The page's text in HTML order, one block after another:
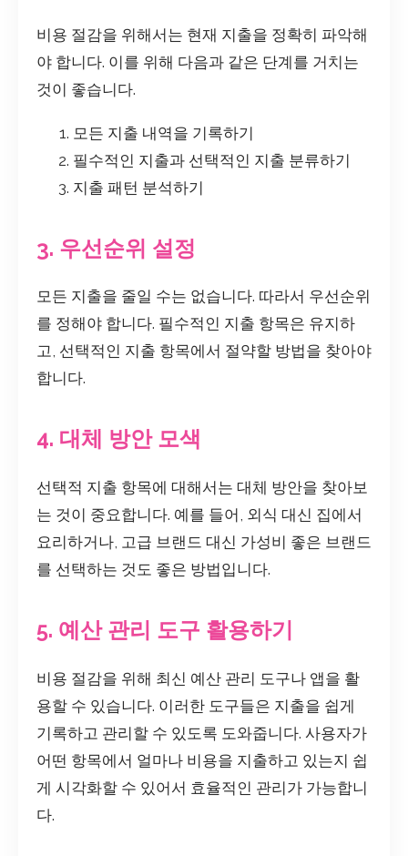
비용 절감을 위해서는 현재 지출을 정확히 파악해
야 합니다. 이를 위해 다음과 같은 단계를 거치는
것이 좋습니다.
모든 지출 내역을 기록하기
필수적인 지출과 선택적인 지출 분류하기
지출 패턴 분석하기
3. 우선순위 설정
모든 지출을 줄일 수는 없습니다. 따라서 우선순위
를 정해야 합니다. 필수적인 지출 항목은 유지하
고, 선택적인 지출 항목에서 절약할 방법을 찾아야
합니다.
4. 대체 방안 모색
선택적 지출 항목에 대해서는 대체 방안을 찾아보
는 것이 중요합니다. 예를 들어, 외식 대신 집에서
요리하거나, 고급 브랜드 대신 가성비 좋은 브랜드
를 선택하는 것도 좋은 방법입니다.
5. 예산 관리 도구 활용하기
비용 절감을 위해 최신 예산 관리 도구나 앱을 활
용할 수 있습니다. 이러한 도구들은 지출을 쉽게
기록하고 관리할 수 있도록 도와줍니다. 사용자가
어떤 항목에서 얼마나 비용을 지출하고 있는지 쉽
게 시각화할 수 있어서 효율적인 관리가 가능합니
다.